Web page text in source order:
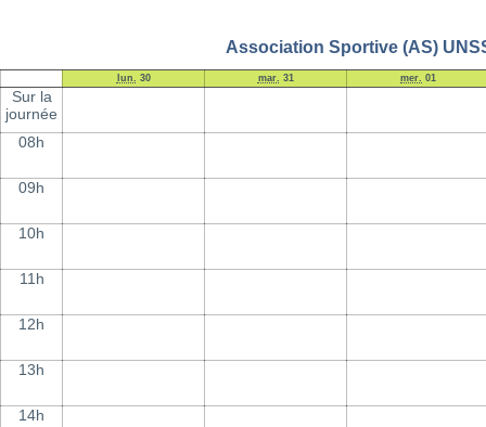
Association Sportive (AS)
lun. 30 mar. 31 mer. 01
Sur la
journée
08h
09h
10h
11h
12h
13h
14h